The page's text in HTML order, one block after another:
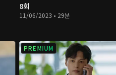
8회
11/06/2023 • 29분
PREMIUM